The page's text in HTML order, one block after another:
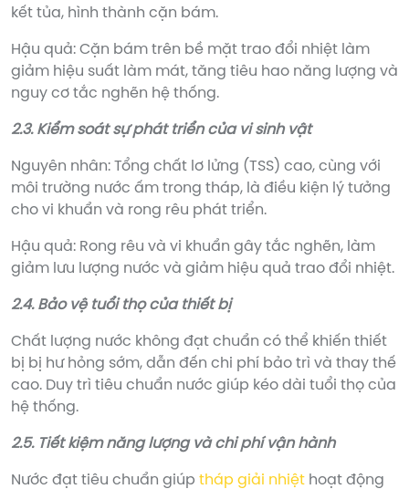
kết tủa, hình thành cặn bám.
Hậu quả: Cặn bám trên bề mặt trao đổi nhiệt làm
giảm hiệu suất làm mát, tăng tiêu hao năng lượng và
nguy cơ tắc nghẽn hệ thống.
2.3. Kiểm soát sự phát triển của vi sinh vật
Nguyên nhân: Tổng chất lơ lửng (TSS) cao, cùng với
môi trường nước ấm trong tháp, là điều kiện lý tưởng
cho vi khuẩn và rong rêu phát triển.
Hậu quả: Rong rêu và vi khuẩn gây tắc nghẽn, làm
giảm lưu lượng nước và giảm hiệu quả trao đổi nhiệt.
2.4. Bảo vệ tuổi thọ của thiết bị
Chất lượng nước không đạt chuẩn có thể khiến thiết
bị bị hư hỏng sớm, dẫn đến chi phí bảo trì và thay thế
cao. Duy trì tiêu chuẩn nước giúp kéo dài tuổi thọ của
hệ thống.
2.5. Tiết kiệm năng lượng và chi phí vận hành
Nước đạt tiêu chuẩn giúp tháp giải nhiệt hoạt động